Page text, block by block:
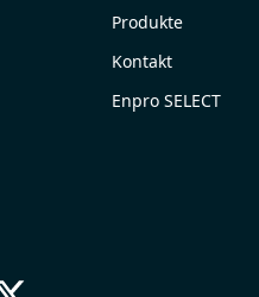
Produkte
Kontakt
Enpro SELECT